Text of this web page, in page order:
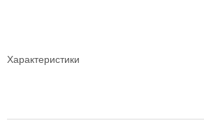
Характеристики